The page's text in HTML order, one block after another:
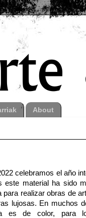
About
celebramos el año
este material ha sido
para realizar obras de
lujosas. En muchos
es de color, para